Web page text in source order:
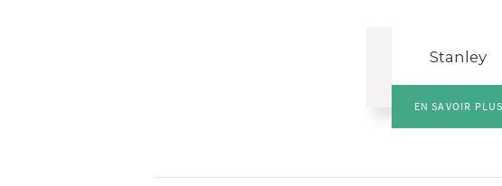
Stanley
EN SAVOIR PLUS